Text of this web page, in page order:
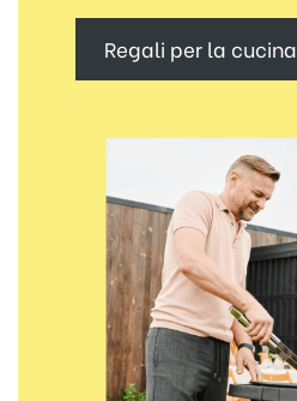
Regali per la cucina